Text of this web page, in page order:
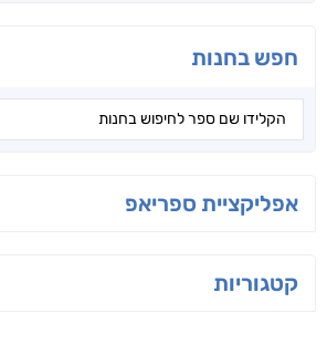
חפש בחנות
אפליקציית ספריאפ
קטגוריות